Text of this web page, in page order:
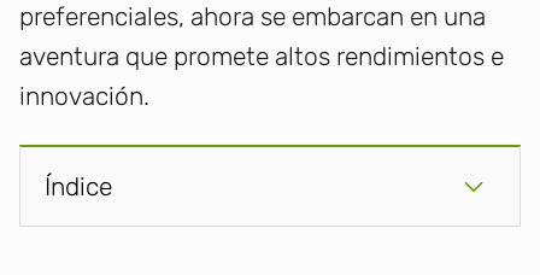
preferenciales, ahora se embarcan en una
aventura que promete altos rendimientos e
innovación.
Índice